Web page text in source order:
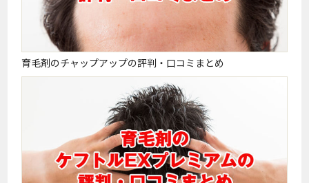
育毛剤のチャップアップの評判・口コミまとめ